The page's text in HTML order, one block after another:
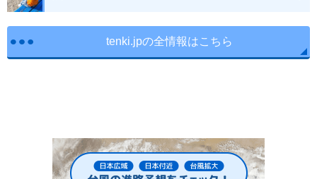
tenki.jpの全情報はこちら